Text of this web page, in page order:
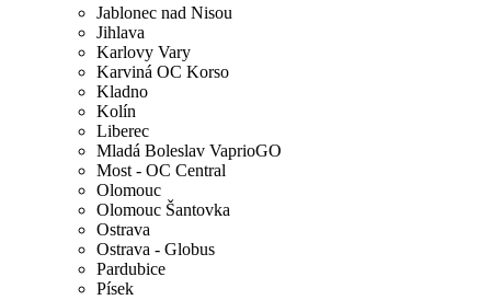
Jablonec nad Nisou
Jihlava
Karlovy Vary
Karviná OC Korso
Kladno
Kolín
Liberec
Mladá Boleslav VaprioGO
Most - OC Central
Olomouc
Olomouc Šantovka
Ostrava
Ostrava - Globus
Pardubice
Písek